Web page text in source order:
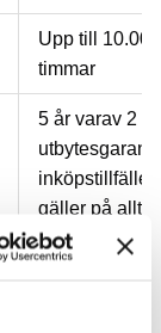
Upp till 10.000
timmar
5 år varav 2
utbytesgaranti
inköpstillfället
gäller på allt
som har 1 års